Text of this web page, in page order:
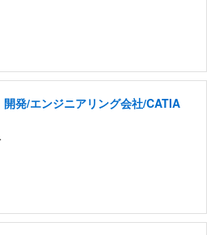
発/エンジニアリング会社/CATIA